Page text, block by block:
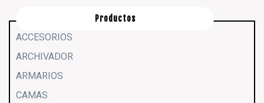
Productos
ACCESORIOS
ARCHIVADOR
ARMARIOS
CAMAS